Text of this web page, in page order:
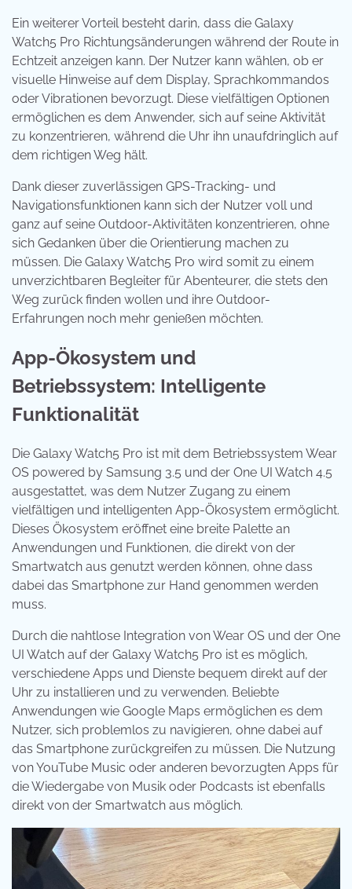
Ein weiterer Vorteil besteht darin, dass die Galaxy
Watch5 Pro Richtungsänderungen während der Route in
Echtzeit anzeigen kann. Der Nutzer kann wählen, ob er
visuelle Hinweise auf dem Display, Sprachkommandos
oder Vibrationen bevorzugt. Diese vielfältigen Optionen
ermöglichen es dem Anwender, sich auf seine Aktivität
zu konzentrieren, während die Uhr ihn unaufdringlich auf
dem richtigen Weg hält.
Dank dieser zuverlässigen GPS-Tracking- und
Navigationsfunktionen kann sich der Nutzer voll und
ganz auf seine Outdoor-Aktivitäten konzentrieren, ohne
sich Gedanken über die Orientierung machen zu
müssen. Die Galaxy Watch5 Pro wird somit zu einem
unverzichtbaren Begleiter für Abenteurer, die stets den
Weg zurück finden wollen und ihre Outdoor-
Erfahrungen noch mehr genießen möchten.
App-Ökosystem und
Betriebssystem: Intelligente
Funktionalität
Die Galaxy Watch5 Pro ist mit dem Betriebssystem Wear
OS powered by Samsung 3.5 und der One UI Watch 4.5
ausgestattet, was dem Nutzer Zugang zu einem
vielfältigen und intelligenten App-Ökosystem ermöglicht.
Dieses Ökosystem eröffnet eine breite Palette an
Anwendungen und Funktionen, die direkt von der
Smartwatch aus genutzt werden können, ohne dass
dabei das Smartphone zur Hand genommen werden
muss.
Durch die nahtlose Integration von Wear OS und der One
UI Watch auf der Galaxy Watch5 Pro ist es möglich,
verschiedene Apps und Dienste bequem direkt auf der
Uhr zu installieren und zu verwenden. Beliebte
Anwendungen wie Google Maps ermöglichen es dem
Nutzer, sich problemlos zu navigieren, ohne dabei auf
das Smartphone zurückgreifen zu müssen. Die Nutzung
von YouTube Music oder anderen bevorzugten Apps für
die Wiedergabe von Musik oder Podcasts ist ebenfalls
direkt von der Smartwatch aus möglich.